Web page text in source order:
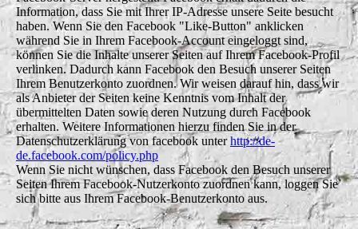
Information, dass Sie mit Ihrer IP-Adresse unsere Seite besucht
haben. Wenn Sie den Facebook "Like-Button" anklicken
während Sie in Ihrem Facebook-Account eingeloggt sind,
können Sie die Inhalte unserer Seiten auf Ihrem Facebook-Profil
verlinken. Dadurch kann Facebook den Besuch unserer Seiten
Ihrem Benutzerkonto zuordnen. Wir weisen darauf hin, dass wir
als Anbieter der Seiten keine Kenntnis vom Inhalt der
übermittelten Daten sowie deren Nutzung durch Facebook
erhalten. Weitere Informationen hierzu finden Sie in der
Datenschutzerklärung von facebook unterhttp://de-
de.facebook.com/policy.php
Wenn Sie nicht wünschen, dass Facebook den Besuch unserer
Seiten Ihrem Facebook-Nutzerkonto zuordnen kann, loggen Sie
sich bitte aus Ihrem Facebook-Benutzerkonto aus.